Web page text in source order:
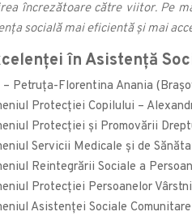
încrezătoare către viitor. Pe
socială mai eficientă și mai
în Asistență
Petruța-Florentina Anania
Protecţiei Copilului –
Protecţiei şi Promovării
Servicii Medicale și de
Reintegrării Sociale a
Protecției Persoanelor
Asistenţei Sociale